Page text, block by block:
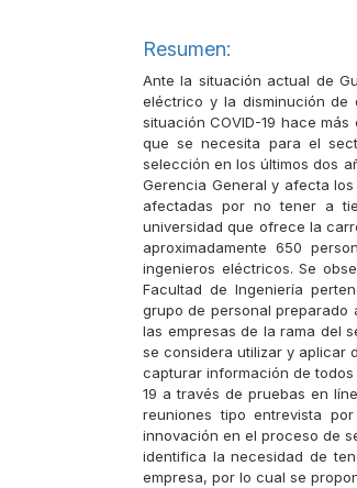
Resumen:
Ante la situación actual de
eléctrico y la disminución de
situación COVID-19 hace
que se necesita para el
selección en los últimos dos
Gerencia General y afecta
afectadas por no tener a
universidad que ofrece la
aproximadamente 650
ingenieros eléctricos. Se
Facultad de Ingeniería
grupo de personal preparado
las empresas de la rama del
se considera utilizar y aplicar
capturar información de
19 a través de pruebas en
reuniones tipo entrevista
innovación en el proceso de
identifica la necesidad de
empresa, por lo cual se